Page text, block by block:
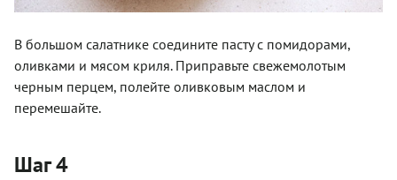
В большом салатнике соедините пасту с помидорами,
оливками и мясом криля. Приправьте свежемолотым
черным перцем, полейте оливковым маслом и
перемешайте.
Шаг 4